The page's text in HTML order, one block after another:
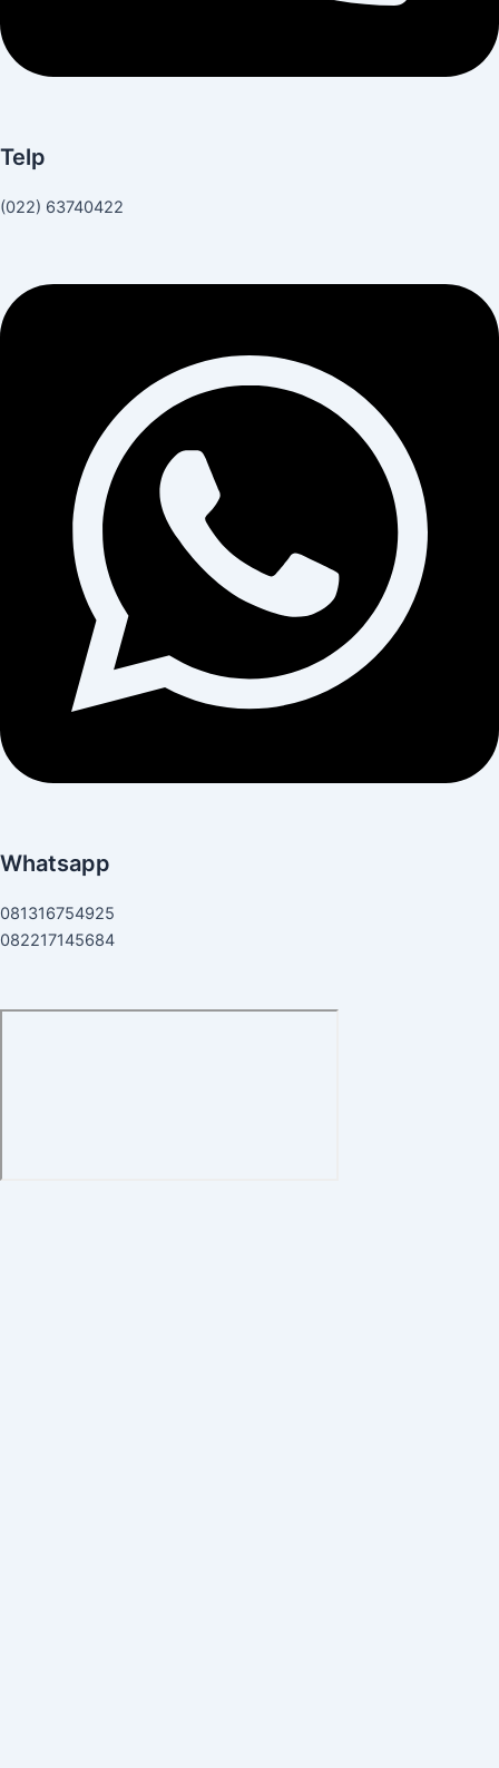
Telp
(022) 63740422
Whatsapp
081316754925
082217145684